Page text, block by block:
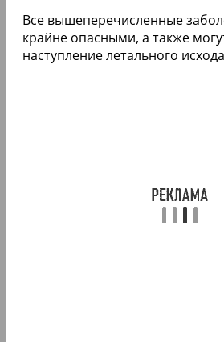
Все вышеперечисленные
крайне опасными, а также
наступление летального